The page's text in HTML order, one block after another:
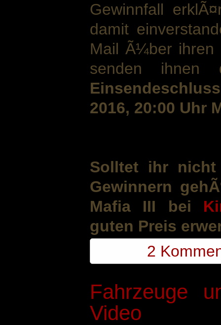
Gewinnfall
damit
Mail Ã¼ber ihren
senden ihnen
2016, 20:00 Uhr
Solltet ihr
Gewinnern
Mafia III bei
guten Preis
2
Fahrzeuge
Video